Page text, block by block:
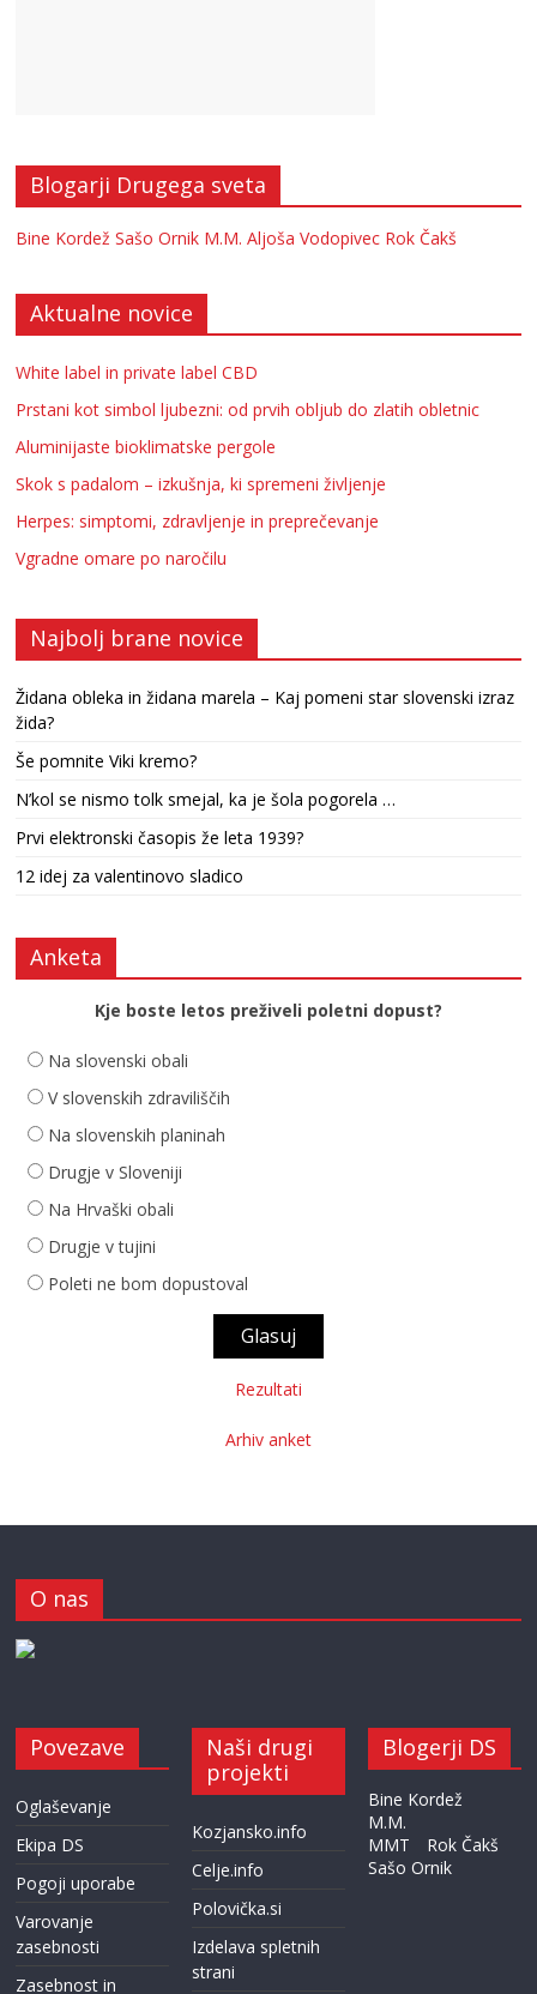
Blogarji Drugega sveta
Bine Kordež Sašo Ornik M.M. Aljoša Vodopivec Rok Čakš
Aktualne novice
White label in private label CBD
Prstani kot simbol ljubezni: od prvih obljub do zlatih obletnic
Aluminijaste bioklimatske pergole
Skok s padalom – izkušnja, ki spremeni življenje
Herpes: simptomi, zdravljenje in preprečevanje
Vgradne omare po naročilu
Najbolj brane novice
Židana obleka in židana marela – Kaj pomeni star slovenski izraz
žida?
Še pomnite Viki kremo?
N’kol se nismo tolk smejal, ka je šola pogorela …
Prvi elektronski časopis že leta 1939?
12 idej za valentinovo sladico
Anketa
Kje boste letos preživeli poletni dopust?
Na slovenski obali
V slovenskih zdraviliščih
Na slovenskih planinah
Drugje v Sloveniji
Na Hrvaški obali
Drugje v tujini
Poleti ne bom dopustoval
Rezultati
Arhiv anket
O nas
Povezave
Oglaševanje
Ekipa DS
Pogoji uporabe
Varovanje
zasebnosti
Zasebnost in
Naši drugi
projekti
Kozjansko.info
Celje.info
Polovička.si
Izdelava spletnih
strani
Blogerji DS
Bine Kordež
M.M.
MMT
Rok Čakš
Sašo Ornik